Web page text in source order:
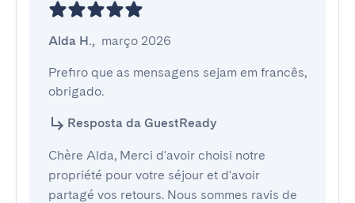
Alda H., março 2026
Prefiro que as mensagens sejam em francês,
obrigado.
Resposta da GuestReady
Chère Alda, Merci d'avoir choisi notre
propriété pour votre séjour et d'avoir
partagé vos retours. Nous sommes ravis de